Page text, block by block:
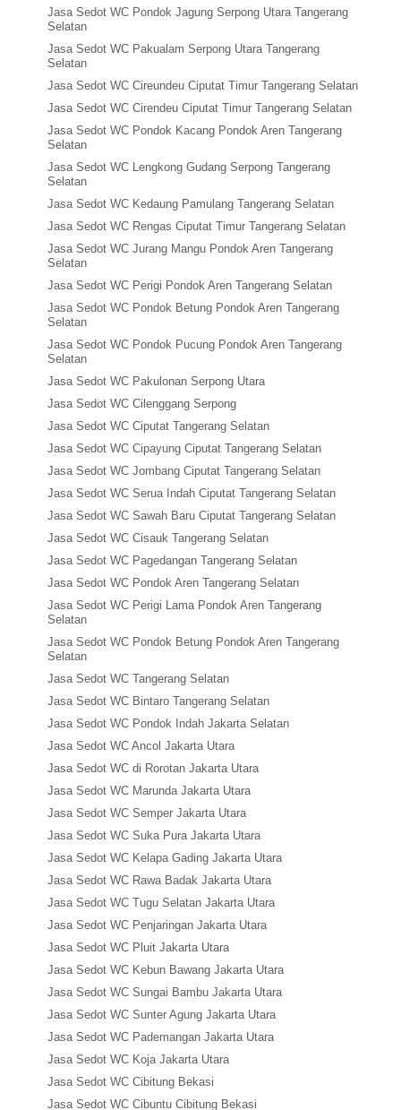
Jasa Sedot WC Pondok Jagung Serpong Utara Tangerang
Selatan
Jasa Sedot WC Pakualam Serpong Utara Tangerang
Selatan
Jasa Sedot WC Cireundeu Ciputat Timur Tangerang Selatan
Jasa Sedot WC Cirendeu Ciputat Timur Tangerang Selatan
Jasa Sedot WC Pondok Kacang Pondok Aren Tangerang
Selatan
Jasa Sedot WC Lengkong Gudang Serpong Tangerang
Selatan
Jasa Sedot WC Kedaung Pamulang Tangerang Selatan
Jasa Sedot WC Rengas Ciputat Timur Tangerang Selatan
Jasa Sedot WC Jurang Mangu Pondok Aren Tangerang
Selatan
Jasa Sedot WC Perigi Pondok Aren Tangerang Selatan
Jasa Sedot WC Pondok Betung Pondok Aren Tangerang
Selatan
Jasa Sedot WC Pondok Pucung Pondok Aren Tangerang
Selatan
Jasa Sedot WC Pakulonan Serpong Utara
Jasa Sedot WC Cilenggang Serpong
Jasa Sedot WC Ciputat Tangerang Selatan
Jasa Sedot WC Cipayung Ciputat Tangerang Selatan
Jasa Sedot WC Jombang Ciputat Tangerang Selatan
Jasa Sedot WC Serua Indah Ciputat Tangerang Selatan
Jasa Sedot WC Sawah Baru Ciputat Tangerang Selatan
Jasa Sedot WC Cisauk Tangerang Selatan
Jasa Sedot WC Pagedangan Tangerang Selatan
Jasa Sedot WC Pondok Aren Tangerang Selatan
Jasa Sedot WC Perigi Lama Pondok Aren Tangerang
Selatan
Jasa Sedot WC Pondok Betung Pondok Aren Tangerang
Selatan
Jasa Sedot WC Tangerang Selatan
Jasa Sedot WC Bintaro Tangerang Selatan
Jasa Sedot WC Pondok Indah Jakarta Selatan
Jasa Sedot WC Ancol Jakarta Utara
Jasa Sedot WC di Rorotan Jakarta Utara
Jasa Sedot WC Marunda Jakarta Utara
Jasa Sedot WC Semper Jakarta Utara
Jasa Sedot WC Suka Pura Jakarta Utara
Jasa Sedot WC Kelapa Gading Jakarta Utara
Jasa Sedot WC Rawa Badak Jakarta Utara
Jasa Sedot WC Tugu Selatan Jakarta Utara
Jasa Sedot WC Penjaringan Jakarta Utara
Jasa Sedot WC Pluit Jakarta Utara
Jasa Sedot WC Kebun Bawang Jakarta Utara
Jasa Sedot WC Sungai Bambu Jakarta Utara
Jasa Sedot WC Sunter Agung Jakarta Utara
Jasa Sedot WC Pademangan Jakarta Utara
Jasa Sedot WC Koja Jakarta Utara
Jasa Sedot WC Cibitung Bekasi
Jasa Sedot WC Cibuntu Cibitung Bekasi